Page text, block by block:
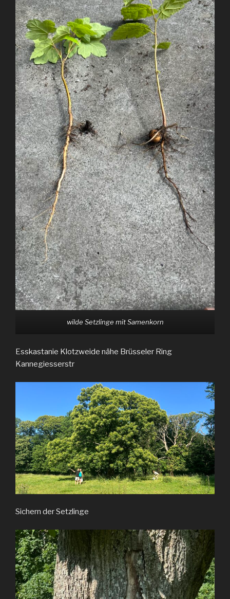
wilde Setzlinge mit Samenkorn
Esskastanie Klotzweide nähe Brüsseler Ring
Kannegiesserstr
Sichern der Setzlinge